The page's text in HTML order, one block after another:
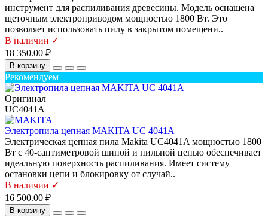
инструмент для распиливания древесины. Модель оснащена
щеточным электроприводом мощностью 1800 Вт. Это
позволяет использовать пилу в закрытом помещени..
В наличии ✓
18 350.00 ₽
В корзину
Рекомендуем
Оригинал
UC4041A
Электропила цепная MAKITA UC 4041A
Электрическая цепная пила Makita UC4041A мощностью 1800
Вт с 40-сантиметровой шиной и пильной цепью обеспечивает
идеальную поверхность распиливания. Имеет систему
остановки цепи и блокировку от случай..
В наличии ✓
16 500.00 ₽
В корзину